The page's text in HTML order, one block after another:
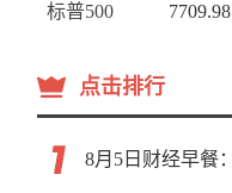
标普500 7709.98
点击排行